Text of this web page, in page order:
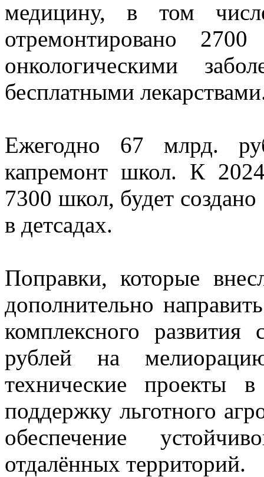
медицину, в том
отремонтировано
онкологическими
бесплатными
Ежегодно 67 млрд.
капремонт школ. К
7300 школ, будет
в детсадах.
Поправки, которые
дополнительно
комплексного
рублей на
технические
поддержку льготного
обеспечение
отдалённых территорий.